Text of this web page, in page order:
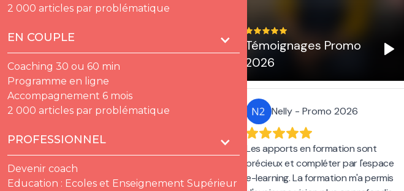
2 000 articles par problématique
EN COUPLE
Coaching 30 ou 60 min
Programme en ligne
Accompagnement 6 mois
2 000 articles par problématique
PROFESSIONNEL
Devenir coach
Education : Ecoles et Enseignement Supérieur
Témoignages Promo
2026
Témoignages Promo
2026
Tu-Uyen - Promo 2026
formation !
Nelly - Promo 2026
Les apports en formation sont
précieux et compléter par l'espace
e-learning. La formation m'a permis